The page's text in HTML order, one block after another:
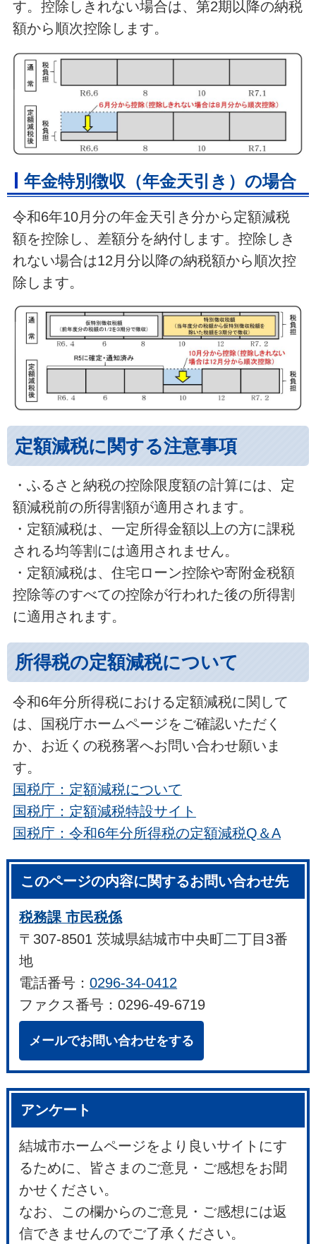
す。控除しきれない場合は、第2期以降の納税
額から順次控除します。
年金特別徴収（年金天引き）の場合
令和6年10月分の年金天引き分から定額減税
額を控除し、差額分を納付します。控除しき
れない場合は12月分以降の納税額から順次控
除します。
定額減税に関する注意事項
・ふるさと納税の控除限度額の計算には、定
額減税前の所得割額が適用されます。
・定額減税は、一定所得金額以上の方に課税
される均等割には適用されません。
・定額減税は、住宅ローン控除や寄附金税額
控除等のすべての控除が行われた後の所得割
に適用されます。
所得税の定額減税について
令和6年分所得税における定額減税に関して
は、国税庁ホームページをご確認いただく
か、お近くの税務署へお問い合わせ願いま
す。
国税庁：定額減税について
国税庁：定額減税特設サイト
国税庁：令和6年分所得税の定額減税Q＆A
このページの内容に関するお問い合わせ先
税務課 市民税係
〒307-8501 茨城県結城市中央町二丁目3番
地
電話番号：0296-34-0412
ファクス番号：0296-49-6719
メールでお問い合わせをする
アンケート
結城市ホームページをより良いサイトにす
るために、皆さまのご意見・ご感想をお聞
かせください。
なお、この欄からのご意見・ご感想には返
信できませんのでご了承ください。